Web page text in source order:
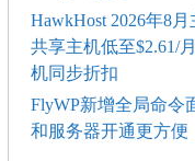
HawkHost 2026年8月
共享主机低至$2.61/
机同步折扣
FlyWP新增全局命令
和服务器开通更方便